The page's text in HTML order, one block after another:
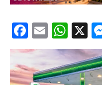
Facebook
Email X